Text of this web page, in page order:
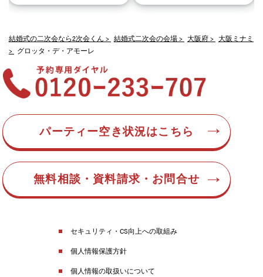
結婚式の二次会なら2次会くん 結婚式二次会の会場 大阪府
大阪ミナミ
グロッタ・デ・アモーレ
パーティー空き状況はこちら
無料相談・資料請求・お問合せ
セキュリティ・CS向上への取組み
個人情報保護方針
個人情報の取扱いについて